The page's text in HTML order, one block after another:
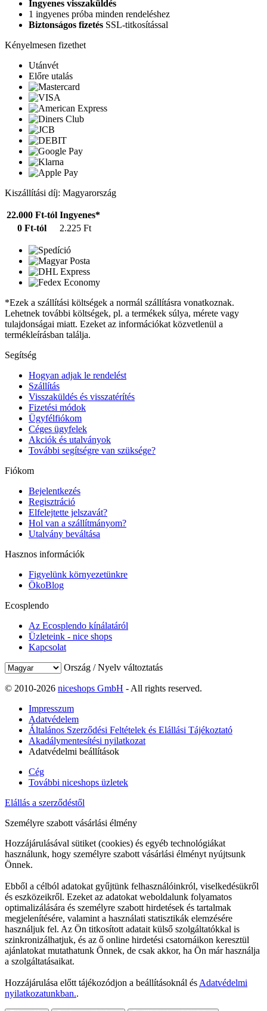
Ingyenes visszaküldés
1 ingyenes próba minden rendeléshez
Biztonságos fizetés SSL-titkosítással
Kényelmesen fizethet
Utánvét
Előre utalás
Kiszállítási díj: Magyarország
22.000 Ft-tól Ingyenes*
0 Ft-tól
2.225 Ft
*Ezek a szállítási költségek a normál szállításra vonatkoznak.
Lehetnek további költségek, pl. a termékek súlya, mérete vagy
tulajdonságai miatt. Ezeket az információkat közvetlenül a
termékleírásban találja.
Segítség
Hogyan adjak le rendelést
Szállítás
Visszaküldés és visszatérítés
Fizetési módok
Ügyfélfiókom
Céges ügyfelek
Akciók és utalványok
További segítségre van szüksége?
Fiókom
Bejelentkezés
Regisztráció
Elfelejtette jelszavát?
Hol van a szállítmányom?
Utalvány beváltása
Hasznos információk
Figyelünk környezetünkre
ÖkoBlog
Ecosplendo
Az Ecosplendo kínálatáról
Üzleteink - nice shops
Kapcsolat
Ország / Nyelv változtatás
© 2010-2026 niceshops GmbH - All rights reserved.
Impresszum
Adatvédelem
Általános Szerződési Feltételek és Elállási Tájékoztató
Akadálymentesítési nyilatkozat
Adatvédelmi beállítások
Cég
További niceshops üzletek
Elállás a szerződéstől
Személyre szabott vásárlási élmény
Hozzájárulásával sütiket (cookies) és egyéb technológiákat
használunk, hogy személyre szabott vásárlási élményt nyújtsunk
Önnek.
Ebből a célból adatokat gyűjtünk felhasználóinkról, viselkedésükről
és eszközeikről. Ezeket az adatokat weboldalunk folyamatos
optimalizálására és személyre szabott hirdetések és tartalmak
megjelenítésére, valamint a használati statisztikák elemzésére
használjuk fel. Az Ön titkosított adatait külső szolgáltatókkal is
szinkronizálhatjuk, és az ő online hirdetési csatornáikon keresztül
ajánlatokat mutathatunk Önnek, de csak akkor, ha Ön már használja
a szolgáltatásaikat.
Hozzájárulása előtt tájékozódjon a beállításoknál és Adatvédelmi
nyilatkozatunkban..